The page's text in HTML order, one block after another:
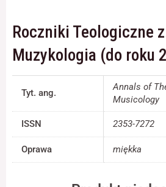
Roczniki Teologiczne
Muzykologia (do roku
Tyt. ang.
Annals of
Musicology
ISSN 2353-7272
Oprawa miękka
i